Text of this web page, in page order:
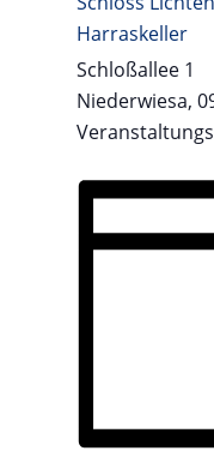
Harraskeller
Schloßallee 1
Niederwiesa,